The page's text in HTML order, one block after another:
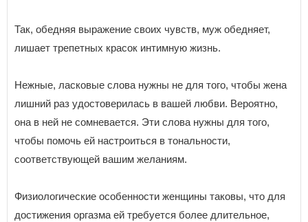
Так, обедняя выражение своих чувств, муж обедняет,
лишает трепетных красок интимную жизнь.
Нежные, ласковые слова нужны не для того, чтобы жена
лишний раз удостоверилась в вашей любви. Вероятно,
она в ней не сомневается. Эти слова нужны для того,
чтобы помочь ей настроиться в тональности,
соответствующей вашим желаниям.
Физиологические особенности женщины таковы, что для
достижения оргазма ей требуется более длительное,